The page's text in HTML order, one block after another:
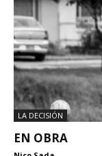
LA DECISIÓN
EN OBRA